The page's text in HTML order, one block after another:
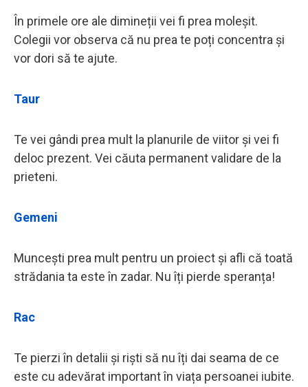
În primele ore ale dimineții vei fi prea moleșit.
Colegii vor observa că nu prea te poți concentra și
vor dori să te ajute.
Taur
Te vei gândi prea mult la planurile de viitor și vei fi
deloc prezent. Vei căuta permanent validare de la
prieteni.
Gemeni
Muncești prea mult pentru un proiect și afli că toată
strădania ta este în zadar. Nu îți pierde speranța!
Rac
Te pierzi în detalii și riști să nu îți dai seama de ce
este cu adevărat important în viața persoanei iubite.